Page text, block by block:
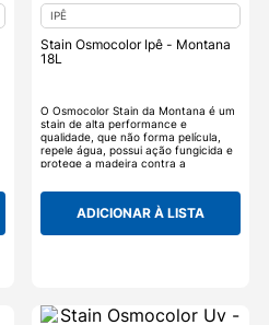
IPÊ
Stain Osmocolor Ipê - Montana
18L
O Osmocolor Stain da Montana é um
stain de alta performance e
qualidade, que não forma película,
repele água, possui ação fungicida e
protege a madeira contra a
fácil aplicação e ótimo acabamento,
realçando os veios e desenhos
naturais da madeira, alterando ou
cercas, guarda-corpos, entre outros.
ADICIONAR À LISTA